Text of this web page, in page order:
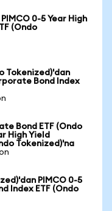
0-5 Year High
(Ondo
Tokenized)'dan
Bond Index
Bond ETF (Ondo
High Yield
Tokenized)'na
PIMCO 0-5
Index ETF (Ondo